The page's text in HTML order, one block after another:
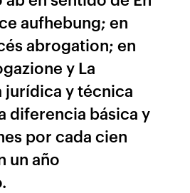
aufhebung; en
abrogation; en
y La
y técnica
diferencia básica y
por cada cien
un año